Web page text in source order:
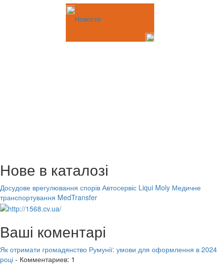
Новости
Нове в каталозі
Досудове врегулювання спорів Автосервіс Liqui Moly Медичне
транспортування MedTransfer
Ваші коментарі
Як отримати громадянство Румунії: умови для оформлення в 2024
році - Комментариев: 1